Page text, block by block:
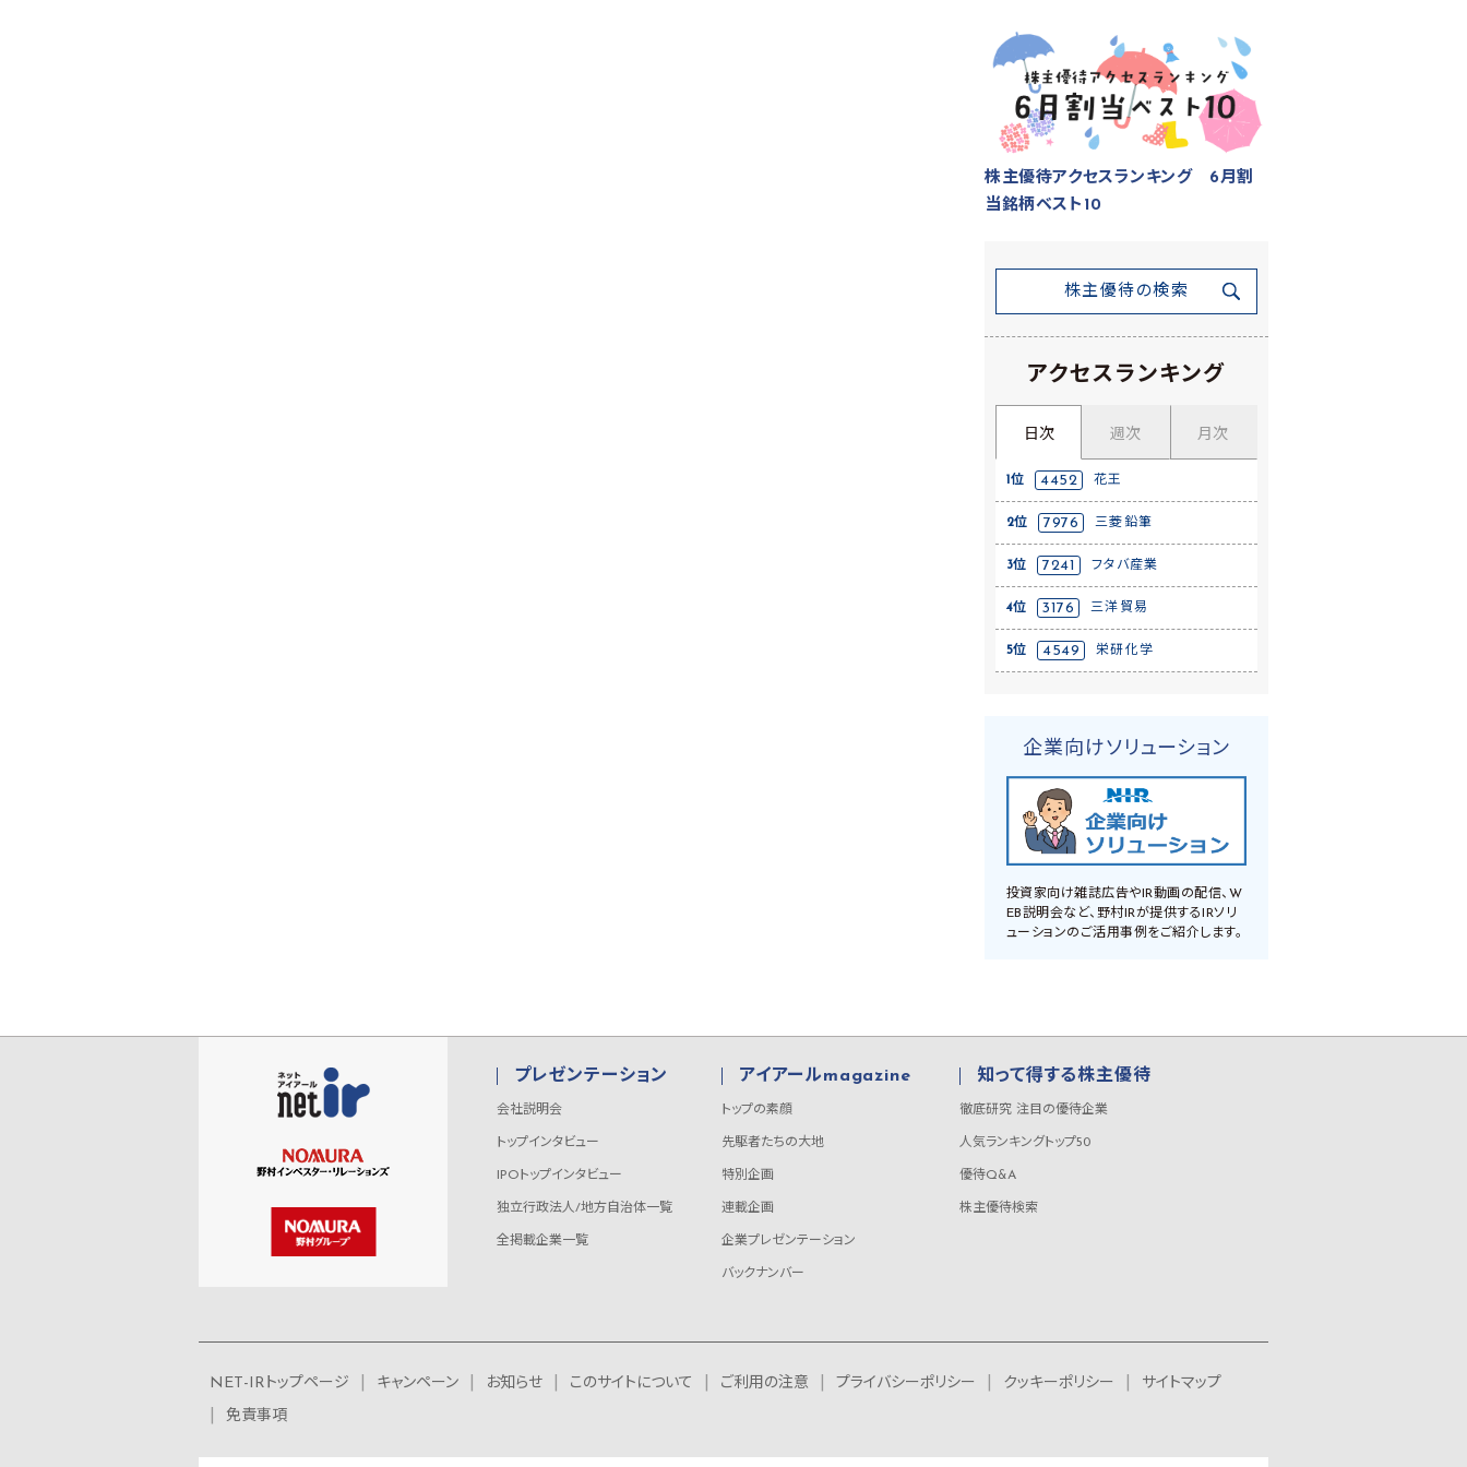
株主優待アクセスランキング 6月割
当銘柄ベスト10
株主優待の検索
アクセスランキング
日次 週次 月次
1位 4452 花王
2位 7976 三菱鉛筆
3位 7241 フタバ産業
4位 3176 三洋貿易
5位 4549 栄研化学
企業向けソリューション
投資家向け雑誌広告やIR動画の配信、W
EB説明会など、野村IRが提供するIRソリ
ューションのご活用事例をご紹介します。
プレゼンテーション
会社説明会
トップインタビュー
IPOトップインタビュー
独立行政法人/地方自治体一覧
全掲載企業一覧
アイアールmagazine
トップの素顔
先駆者たちの大地
特別企画
連載企画
企業プレゼンテーション
バックナンバー
知って得する株主優待
徹底研究 注目の優待企業
人気ランキングトップ50
優待Q&A
株主優待検索
NET-IRトップページ キャンペーン お知らせ このサイトについて ご利用の注意 プライバシーポリシー クッキーポリシー
サイトマップ
免責事項